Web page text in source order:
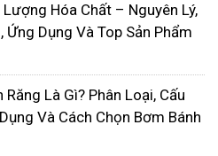
Hóa Chất – Nguyên Lý,
Ứng Dụng Và Top Sản Phẩm
Răng Là Gì? Phân Loại, Cấu
Và Cách Chọn Bơm Bánh